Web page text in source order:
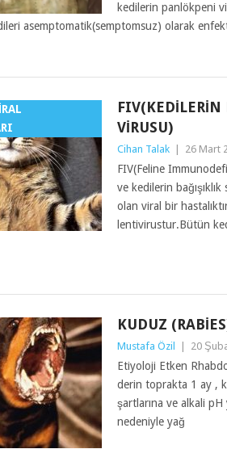
kedilerin panlökpeni
asemptomatik(semptomsuz) olarak
VIRUSU)
Cihan Talak 26 Mart
FIV(Feline
ve kedilerin
olan viral bir
lentivirustur.Bütün
KUDUZ
Mustafa Özil 20
Etiyoloji Etken
derin toprakta 1 ay ,
şartlarına ve alkali pH
nedeniyle yağ